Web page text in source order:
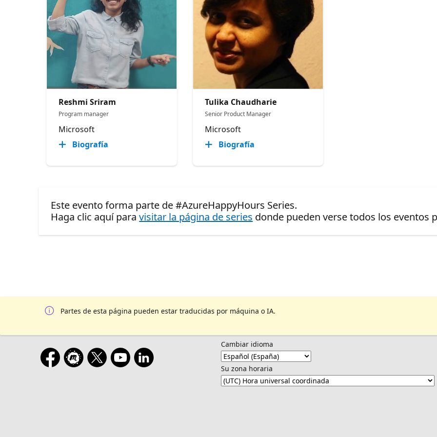
Reshmi Sriram
Program manager
Microsoft
Biografía
Tulika Chaudharie
Senior Product Manager
Microsoft
Biografía
Este evento forma parte de #AzureHappyHours Series.
Haga clic aquí paravisitar la página de series donde pueden verse todos los eventos
Partes de esta página pueden estar traducidas por máquina o IA.
Cambiar idioma
Su zona horaria